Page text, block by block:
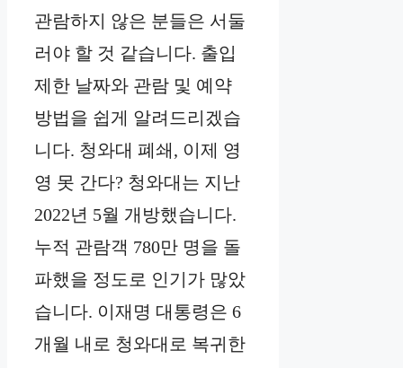
관람하지 않은 분들은 서둘
러야 할 것 같습니다. 출입
제한 날짜와 관람 및 예약
방법을 쉽게 알려드리겠습
니다. 청와대 폐쇄, 이제 영
영 못 간다? 청와대는 지난
2022년 5월 개방했습니다.
누적 관람객 780만 명을 돌
파했을 정도로 인기가 많았
습니다. 이재명 대통령은 6
개월 내로 청와대로 복귀한